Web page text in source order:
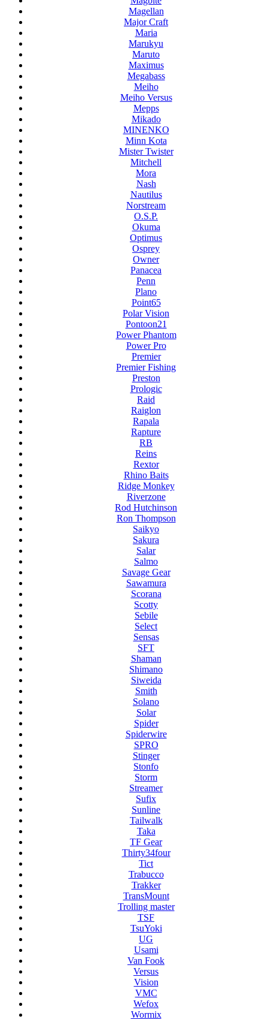
Magellan
Major Craft
Maria
Marukyu
Maruto
Maximus
Megabass
Meiho
Meiho Versus
Mepps
Mikado
MINENKO
Minn Kota
Mister Twister
Mitchell
Mora
Nash
Nautilus
Norstream
O.S.P.
Okuma
Optimus
Osprey
Owner
Panacea
Penn
Plano
Point65
Polar Vision
Pontoon21
Power Phantom
Power Pro
Premier
Premier Fishing
Preston
Prologic
Raid
Raiglon
Rapala
Rapture
RB
Reins
Rextor
Rhino Baits
Ridge Monkey
Riverzone
Rod Hutchinson
Ron Thompson
Saikyo
Sakura
Salar
Salmo
Savage Gear
Sawamura
Scorana
Scotty
Sebile
Select
Sensas
SFT
Shaman
Shimano
Siweida
Smith
Solano
Solar
Spider
Spiderwire
SPRO
Stinger
Stonfo
Storm
Streamer
Sufix
Sunline
Tailwalk
Taka
TF Gear
Thirty34four
Tict
Trabucco
Trakker
TransMount
Trolling master
TSF
TsuYoki
UG
Usami
Van Fook
Versus
Vision
VMC
Wefox
Wormix